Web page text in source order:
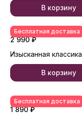
В корзину
Бесплатная доставка
2 990 ₽
Изысканная классика
В корзину
Бесплатная доставка
1 890 ₽